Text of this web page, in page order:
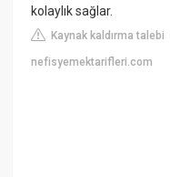
kolaylık sağlar.
Kaynak kaldırma talebi
nefisyemektarifleri.com